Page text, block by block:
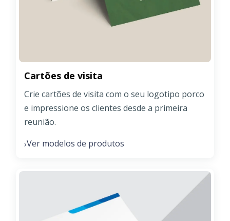
Cartões de visita
Crie cartões de visita com o seu logotipo porco
e impressione os clientes desde a primeira
reunião.
›Ver modelos de produtos